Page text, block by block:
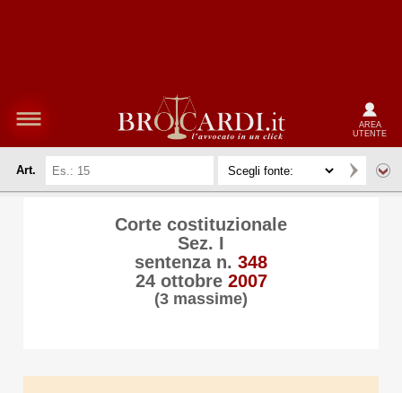
AREA
UTENTE
Art.
Corte costituzionale
Sez. I
sentenza n. 348
24 ottobre 2007
(3 massime)